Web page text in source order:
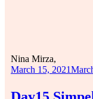
Nina Mirza,
March 15, 2021